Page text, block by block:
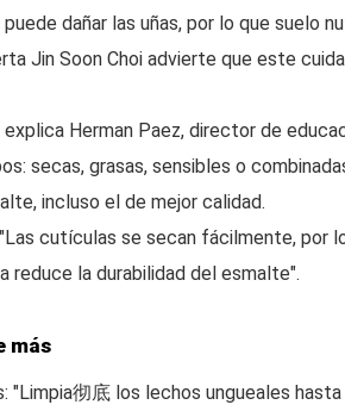
dañar las uñas, por lo que suelo
Jin Soon Choi advierte que este
Herman Paez, director de
secas, grasas, sensibles o
incluso el de mejor calidad.
cutículas se secan fácilmente, por
reduce la durabilidad del esmalte".
más
彻底 los lechos ungueales